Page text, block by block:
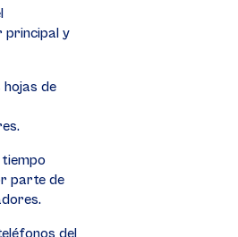
principal y
hojas de
tiempo
parte de
del